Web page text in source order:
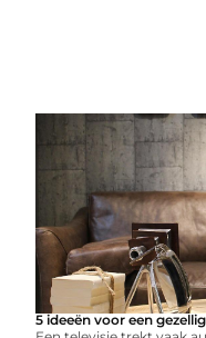
5 ideeën voor een